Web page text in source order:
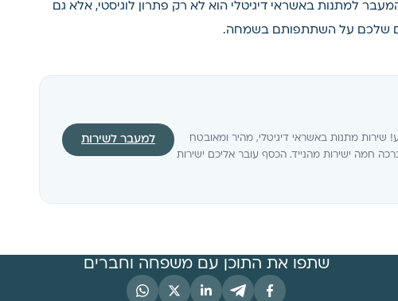
למתנות באשראי דיגיטלי הוא לא רק פתרון לוגיסטי, אלא גם
שלכם על השתתפותם בשמחה.
שירות מתנות באשראי דיגיטלי, מהיר ומאובטח
חמה ישירות מהנייד. הכסף עובר אליכם ישירות
למעבר לשירות
שתפו את התוכן עם משפחה וחברים